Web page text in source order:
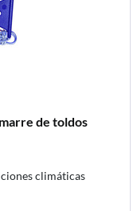
de toldos
climáticas